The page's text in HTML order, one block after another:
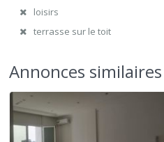
loisirs
terrasse sur le toit
Annonces similaires